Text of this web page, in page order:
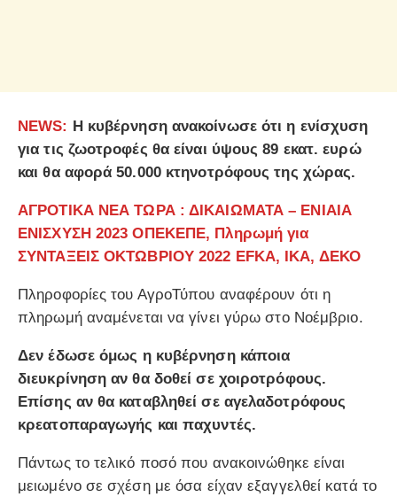
NEWS: Η κυβέρνηση ανακοίνωσε ότι η ενίσχυση
για τις ζωοτροφές θα είναι ύψους 89 εκατ. ευρώ
και θα αφορά 50.000 κτηνοτρόφους της χώρας.
ΑΓΡΟΤΙΚΑ ΝΕΑ ΤΩΡΑ : ΔΙΚΑΙΩΜΑΤΑ – ΕΝΙΑΙΑ
ΕΝΙΣΧΥΣΗ 2023 ΟΠΕΚΕΠΕ, Πληρωμή για
ΣΥΝΤΑΞΕΙΣ ΟΚΤΩΒΡΙΟΥ 2022 EFKA, ΙΚΑ, ΔΕΚΟ
Πληροφορίες του ΑγροΤύπου αναφέρουν ότι η
πληρωμή αναμένεται να γίνει γύρω στο Νοέμβριο.
Δεν έδωσε όμως η κυβέρνηση κάποια
διευκρίνηση αν θα δοθεί σε χοιροτρόφους.
Επίσης αν θα καταβληθεί σε αγελαδοτρόφους
κρεατοπαραγωγής και παχυντές.
Πάντως το τελικό ποσό που ανακοινώθηκε είναι
μειωμένο σε σχέση με όσα είχαν εξαγγελθεί κατά το